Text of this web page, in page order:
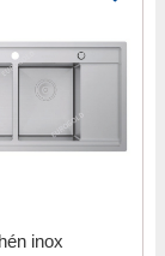
inox